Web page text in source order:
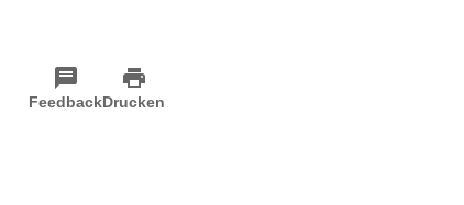
FeedbackDrucken